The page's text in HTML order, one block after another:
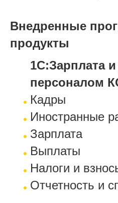
Внедренные
продукты
1С:Зарплата
персоналом
Кадры
Иностранные
Зарплата
Выплаты
Налоги и
Отчетность и